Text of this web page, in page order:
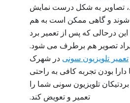
تصاویر به شکل درست نمایش
شوند و گاهی ممکن است به هم
این درحالی که پس از تعمیر برد
ایراد تصویر هم برطرف می شود.
تعمیر تلویزیون سونی در شهرک
بودن تجربه کافی به راحتی
تلویزیون سونی شما را
تعمیر و تعویض کند.